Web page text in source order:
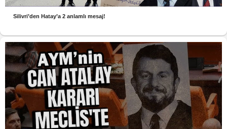
Silivri’den Hatay’a 2 anlamlı mesaj!